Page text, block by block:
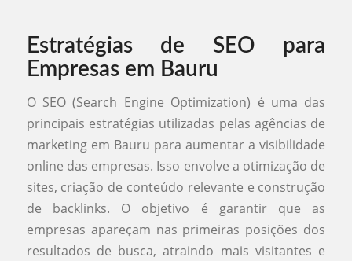
Estratégias de SEO para
Empresas em Bauru
O SEO (Search Engine Optimization) é uma das
principais estratégias utilizadas pelas agências de
marketing em Bauru para aumentar a visibilidade
online das empresas. Isso envolve a otimização de
sites, criação de conteúdo relevante e construção
de backlinks. O objetivo é garantir que as
empresas apareçam nas primeiras posições dos
resultados de busca, atraindo mais visitantes e